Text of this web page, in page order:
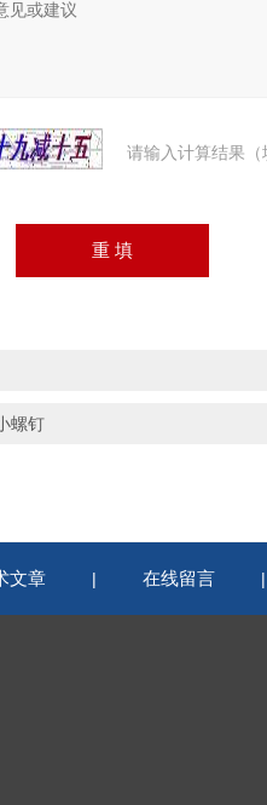
请输入计算结果
螺钉
文章 | 在线留言